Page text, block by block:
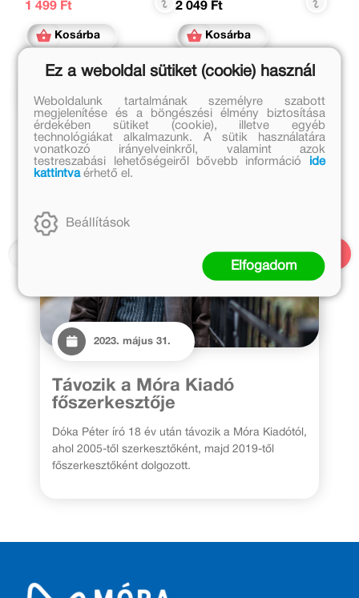
1 499 Ft
Kosárba
2 049 Ft
Kosárba
Kapcsolódó cikkek
2023. május 31.
Távozik a Móra Kiadó
főszerkesztője
Dóka Péter író 18 év után távozik a Móra Kiadótól,
ahol 2005-től szerkesztőként, majd 2019-től
főszerkesztőként dolgozott.
Ez a weboldal sütiket (cookie) használ
Weboldalunk tartalmának személyre szabott
megjelenítése és a böngészési élmény biztosítása
érdekében sütiket (cookie), illetve egyéb
technológiákat alkalmazunk. A sütik használatára
vonatkozó irányelveinkről, valamint azok
testreszabási lehetőségeiről bővebb információ
ide
kattintvaérhető el.
Beállítások
Elfogadom